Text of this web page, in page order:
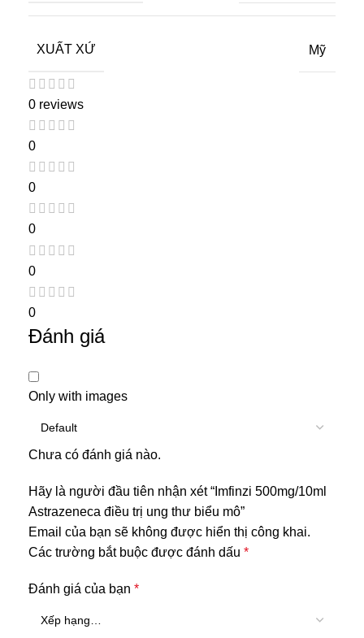
XUẤT XỨ Mỹ
0 reviews
0
0
0
0
0
Đánh giá
Only with images
Chưa có đánh giá nào.
Hãy là người đầu tiên nhận xét “Imfinzi 500mg/10ml
Astrazeneca điều trị ung thư biểu mô”
Email của bạn sẽ không được hiển thị công khai.
Các trường bắt buộc được đánh dấu *
Đánh giá của bạn *